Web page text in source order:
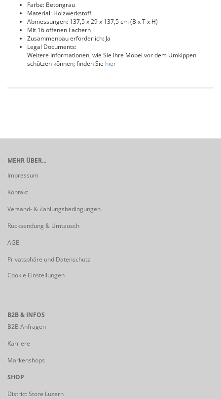
Farbe: Betongrau
Material: Holzwerkstoff
Abmessungen: 137,5 x 29 x 137,5 cm (B x T x H)
Mit 16 offenen Fächern
Zusammenbau erforderlich: Ja
Legal Documents:
Weitere Informationen, wie Sie Ihre Möbel vor dem Umkippen
schützen können; finden Sie hier
MEHR ÜBER...
Impressum
Kontakt
Versand- & Zahlungsbedingungen
Rücksendung & Umtausch
AGB
Privatsphäre und Datenschutz
Cookie Einstellungen
B2B & INFOS
B2B Anfragen
Karriere
Markenshops
SHOP
District Store Luzern